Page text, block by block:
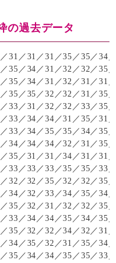
の過去データ
31／31／31／35／35／34
35／34／31／32／32／35
35／34／31／32／31／31
35／35／32／32／31／35
33／31／32／32／33／35
33／34／34／31／35／31
33／34／35／35／34／35
34／34／34／32／31／35
35／31／31／34／31／31
33／33／33／35／35／33
32／32／35／32／32／35
34／32／33／34／35／34
35／32／31／32／32／35
33／34／34／35／34／35
35／32／32／34／32／31
34／35／32／31／35／34
35／34／34／35／35／33